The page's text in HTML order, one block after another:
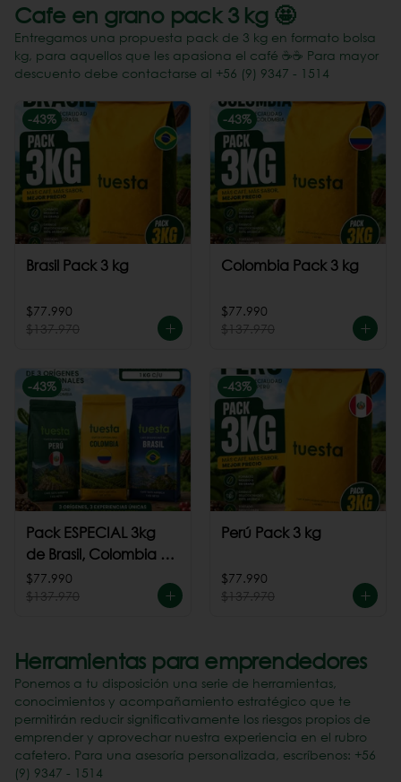
Cafe en grano pack 3 kg 🤩
Entregamos una propuesta pack de 3 kg en formato bolsa
kg, para aquellos que les apasiona el café ☕️☕️ Para mayor
descuento debe contactarse al +56 (9) 9347 - 1514
-43%
Brasil Pack 3 kg
$77.990
$137.970
-43%
Colombia Pack 3 kg
$77.990
$137.970
-43%
Pack ESPECIAL 3kg
de Brasil, Colombia +
Perú
$77.990
$137.970
-43%
Perú Pack 3 kg
$77.990
$137.970
Herramientas para emprendedores
Ponemos a tu disposición una serie de herramientas,
conocimientos y acompañamiento estratégico que te
permitirán reducir significativamente los riesgos propios de
emprender y aprovechar nuestra experiencia en el rubro
cafetero. Para una asesoría personalizada, escríbenos: +56
(9) 9347 - 1514